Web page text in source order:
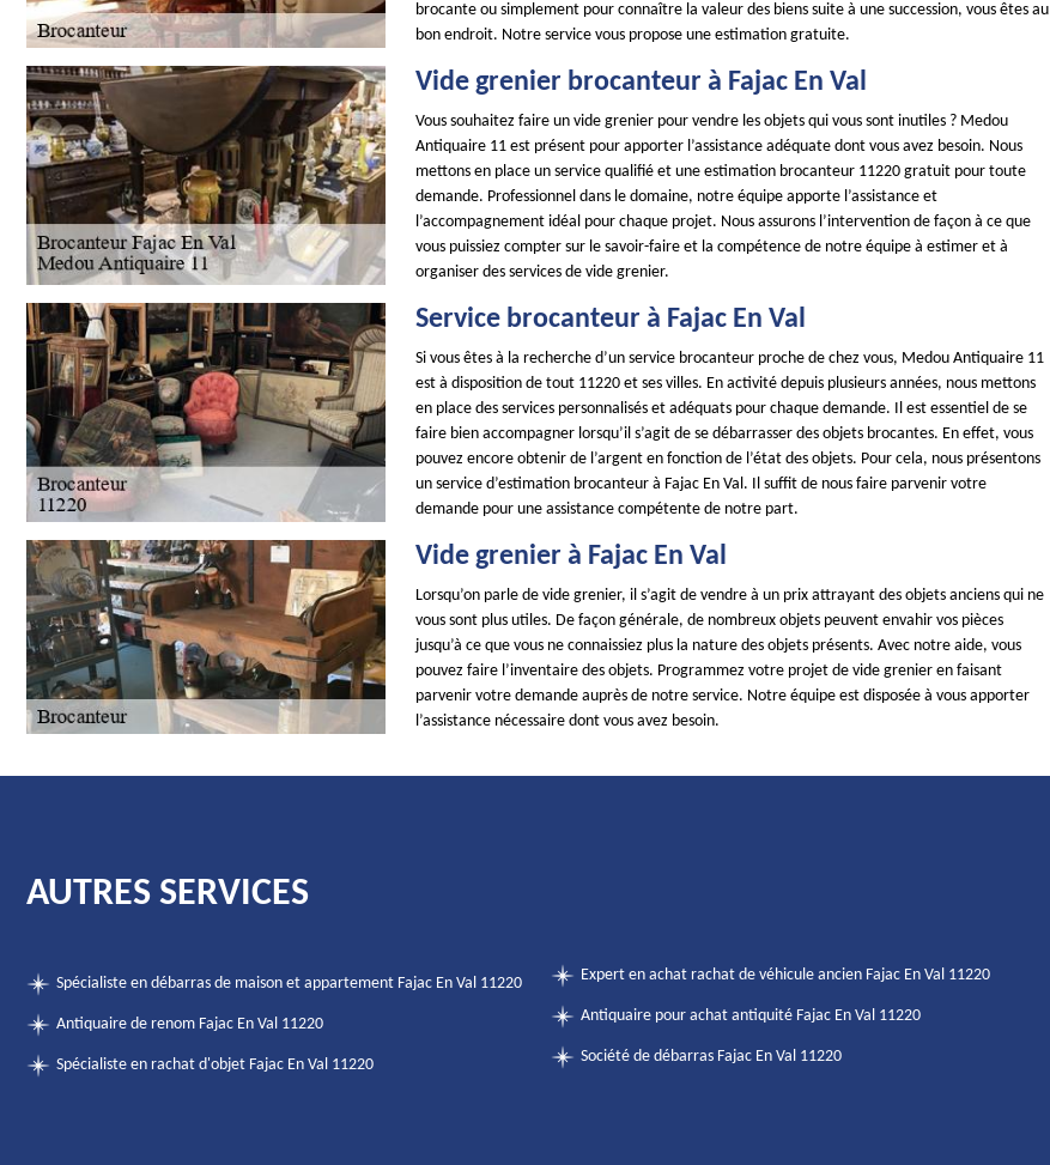
brocante ou simplement pour connaître la valeur des biens suite à une succession, vous êtes au
bon endroit. Notre service vous propose une estimation gratuite.
Vide grenier brocanteur à Fajac En Val
Vous souhaitez faire un vide grenier pour vendre les objets qui vous sont inutiles ? Medou
Antiquaire 11 est présent pour apporter l’assistance adéquate dont vous avez besoin. Nous
mettons en place un service qualifié et une estimation brocanteur 11220 gratuit pour toute
demande. Professionnel dans le domaine, notre équipe apporte l’assistance et
l’accompagnement idéal pour chaque projet. Nous assurons l’intervention de façon à ce que
vous puissiez compter sur le savoir-faire et la compétence de notre équipe à estimer et à
organiser des services de vide grenier.
Service brocanteur à Fajac En Val
Si vous êtes à la recherche d’un service brocanteur proche de chez vous, Medou Antiquaire 11
est à disposition de tout 11220 et ses villes. En activité depuis plusieurs années, nous mettons
en place des services personnalisés et adéquats pour chaque demande. Il est essentiel de se
faire bien accompagner lorsqu’il s’agit de se débarrasser des objets brocantes. En effet, vous
pouvez encore obtenir de l’argent en fonction de l’état des objets. Pour cela, nous présentons
un service d’estimation brocanteur à Fajac En Val. Il suffit de nous faire parvenir votre
demande pour une assistance compétente de notre part.
Vide grenier à Fajac En Val
Lorsqu’on parle de vide grenier, il s’agit de vendre à un prix attrayant des objets anciens qui ne
vous sont plus utiles. De façon générale, de nombreux objets peuvent envahir vos pièces
jusqu’à ce que vous ne connaissiez plus la nature des objets présents. Avec notre aide, vous
pouvez faire l’inventaire des objets. Programmez votre projet de vide grenier en faisant
parvenir votre demande auprès de notre service. Notre équipe est disposée à vous apporter
l’assistance nécessaire dont vous avez besoin.
AUTRES SERVICES
Spécialiste en débarras de maison et appartement Fajac En Val 11220
Antiquaire de renom Fajac En Val 11220
Spécialiste en rachat d'objet Fajac En Val 11220
Expert en achat rachat de véhicule ancien Fajac En Val 11220
Antiquaire pour achat antiquité Fajac En Val 11220
Société de débarras Fajac En Val 11220